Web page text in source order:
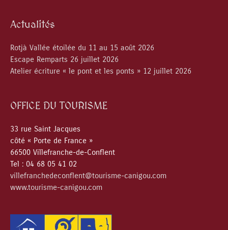
Actualités
Rotjà Vallée étoilée du 11 au 15 août 2026
Escape Remparts 26 juillet 2026
Atelier écriture « le pont et les ponts » 12 juillet 2026
OFFICE DU TOURISME
33 rue Saint Jacques
côté « Porte de France »
66500 Villefranche-de-Conflent
Tel : 04 68 05 41 02
villefranchedeconflent@tourisme-canigou.com
www.tourisme-canigou.com